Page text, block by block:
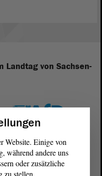
Landtag von Sachsen-
Website. Einige von
während andere uns
oder zusätzliche
zu stellen.